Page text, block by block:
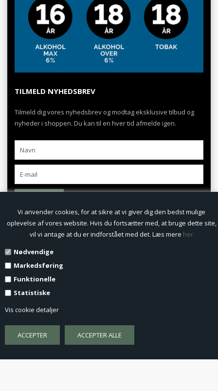
Vi anvender cookies, for at sikre at vi giver dig den bedst mulige
oplevelse af vores website. Hvis du fortsætter med, at bruge dette site,
vil vi antage at du er indforstået med det. Læs mere her
Nødvendige
Markedsføring
Funktionelle
Statistiske
Vis cookie detaljer
TILMELD NYHEDSBREV
Tilmeld dig vores nyhedsbrev og modtag eksklusive tilbud og
nyheder i shoppen. Du kan til en hver tid afmelde igen.
KUNDESERVICE
Fortrydelsesret
Fortryd køb
Profil
Nyheder